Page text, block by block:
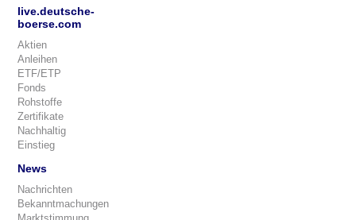
live.deutsche-
boerse.com
Aktien
Anleihen
ETF/ETP
Fonds
Rohstoffe
Zertifikate
Nachhaltig
Einstieg
News
Nachrichten
Bekanntmachungen